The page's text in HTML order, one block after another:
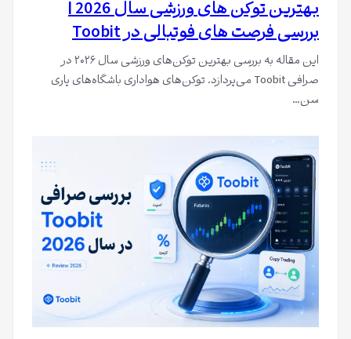
بهترین توکن های ورزشی سال 2026 |
بررسی فرصت های فوتبالی در Toobit
این مقاله به بررسی بهترین توکن‌های ورزشی سال ۲۰۲۶ در
صرافی Toobit می‌پردازد. توکن‌های هواداری باشگاه‌های پاری
سن…